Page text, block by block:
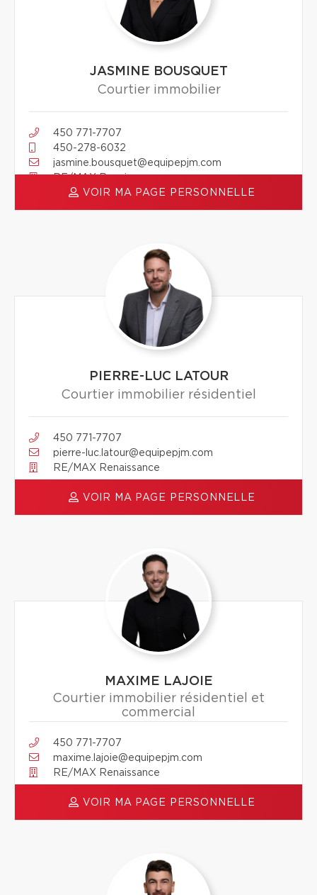
JASMINE BOUSQUET
Courtier immobilier
450 771-7707
450-278-6032
jasmine.bousquet@equipepjm.com
VOIR MA PAGE PERSONNELLE
PIERRE-LUC LATOUR
Courtier immobilier résidentiel
450 771-7707
pierre-luc.latour@equipepjm.com
RE/MAX Renaissance
VOIR MA PAGE PERSONNELLE
MAXIME LAJOIE
Courtier immobilier résidentiel et
commercial
450 771-7707
maxime.lajoie@equipepjm.com
RE/MAX Renaissance
VOIR MA PAGE PERSONNELLE